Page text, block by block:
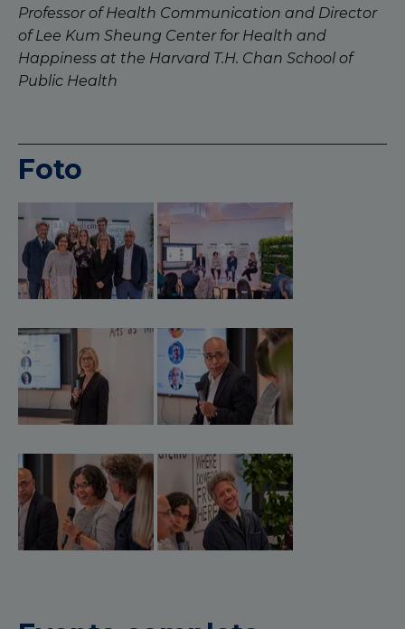
Professor of Health Communication and Director
of Lee Kum Sheung Center for Health and
Happiness at the Harvard T.H. Chan School of
Public Health
Foto